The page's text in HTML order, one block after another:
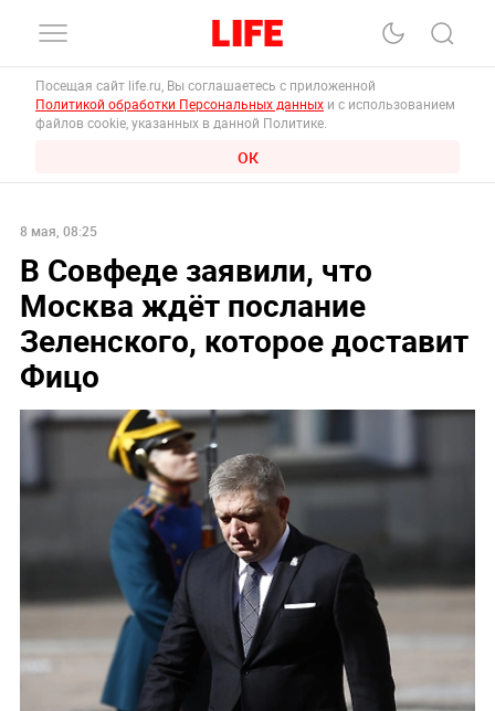
Посещая сайт life.ru, Вы соглашаетесь с приложенной
Политикой обработки Персональных данных и с использованием
файлов cookie, указанных в данной Политике.
ОК
8 мая, 08:25
В Совфеде заявили, что
Москва ждёт послание
Зеленского, которое доставит
Фицо